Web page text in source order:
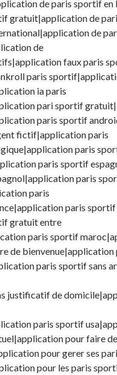
de paris sportif
gratuit|application de
de
de
faux paris
paris
ia paris
pari sportif
paris sportif
fictif|application paris
paris
paris sportif
paris
paris
paris
gratuit entre
paris sportif
de
paris sportif sans
justificatif de
paris sportif
pour faire
pour gerer ses
pour les paris